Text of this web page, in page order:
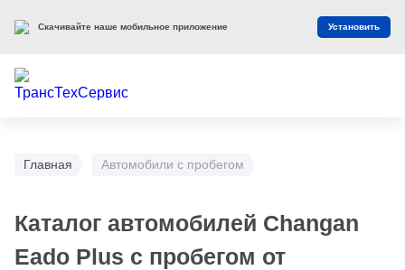
Главная Автомобили с пробегом
Каталог автомобилей Changan
Eado Plus с пробегом от
Скачивайте наше мобильное приложение Установить